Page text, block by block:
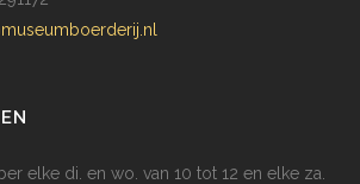
elke di. en wo. van 10 tot 12 en elke za.